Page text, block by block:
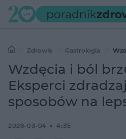
Zdrowie Gastrologia
zdradzają 6 prostych sposobów na
Wzdęcia i ból
Eksperci
sposobów na
2026-03-04 4:35